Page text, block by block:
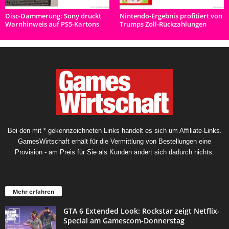
Disc-Dämmerung: Sony druckt
Warnhinweis auf PS5-Kartons
Nintendo-Ergebnis profitiert von
Trumps Zoll-Rückzahlungen
Bei den mit * gekennzeichneten Links handelt es sich um Affiliate-Links.
GamesWirtschaft erhält für die Vermittlung von Bestellungen eine
Provision - am Preis für Sie als Kunden ändert sich dadurch nichts.
Mehr erfahren
GTA 6 Extended Look: Rockstar zeigt Netflix-
Special am Gamescom-Donnerstag